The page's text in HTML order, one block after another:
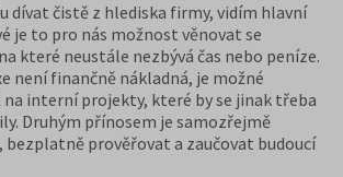
dívat čistě z hlediska firmy, vidím hlavní
je to pro nás možnost věnovat se
které neustále nezbývá čas nebo peníze.
není finančně nákladná, je možné
interní projekty, které by se jinak třeba
Druhým přínosem je samozřejmě
prověřovat a zaučovat budoucí